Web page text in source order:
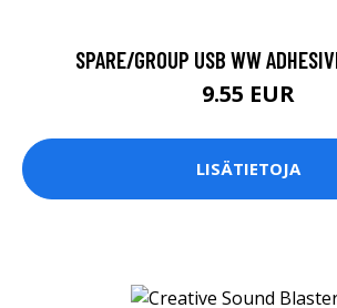
SPARE/GROUP USB WW
9.55 EUR
LISÄTIETOJA